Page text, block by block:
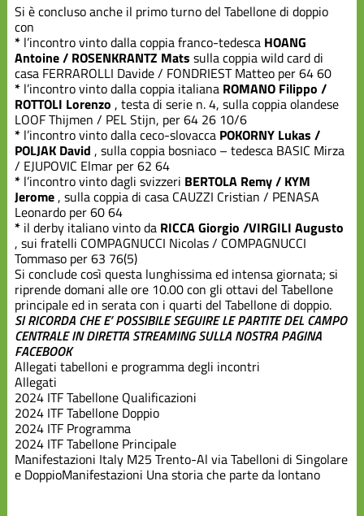
Si è concluso anche il primo turno del Tabellone di doppio
con
*l’incontro vinto dalla coppia franco-tedesca HOANG
Antoine / ROSENKRANTZ Mats sulla coppia wild card di
casa FERRAROLLI Davide / FONDRIEST Matteo per 64 60
*l’incontro vinto dalla coppia italiana ROMANO Filippo /
ROTTOLI Lorenzo , testa di serie n. 4, sulla coppia olandese
LOOF Thijmen / PEL Stijn, per 64 26 10/6
*l’incontro vinto dalla ceco-slovacca POKORNY Lukas /
POLJAK David , sulla coppia bosniaco – tedesca BASIC Mirza
/ EJUPOVIC Elmar per 62 64
*l’incontro vinto dagli svizzeri BERTOLA Remy / KYM
Jerome , sulla coppia di casa CAUZZI Cristian / PENASA
Leonardo per 60 64
*il derby italiano vinto da RICCA Giorgio /VIRGILI Augusto
, sui fratelli COMPAGNUCCI Nicolas / COMPAGNUCCI
Tommaso per 63 76(5)
Si conclude così questa lunghissima ed intensa giornata; si
riprende domani alle ore 10.00 con gli ottavi del Tabellone
principale ed in serata con i quarti del Tabellone di doppio.
SI RICORDA CHE E’ POSSIBILE SEGUIRE LE PARTITE DEL CAMPO
CENTRALE IN DIRETTA STREAMING SULLA NOSTRA PAGINA
FACEBOOK
Allegati tabelloni e programma degli incontri
Allegati
2024 ITF Tabellone Qualificazioni
2024 ITF Tabellone Doppio
2024 ITF Programma
2024 ITF Tabellone Principale
Manifestazioni Italy M25 Trento-Al via Tabelloni di Singolare
e DoppioManifestazioni Una storia che parte da lontano